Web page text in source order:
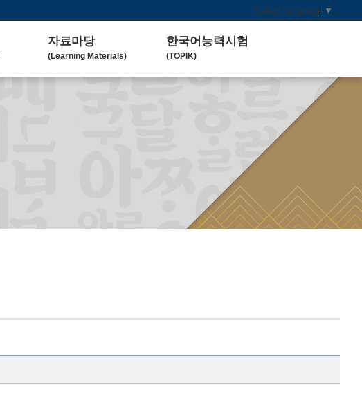
Select Language ▼
자료마당
(Learning Materials)
한국 교육 자료
한국어능력시험
(TOPIK)
토픽(TOPIK) 안내